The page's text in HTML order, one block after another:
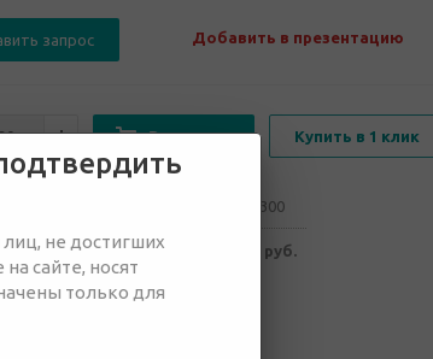
запрос Добавить в презентацию
В корзину Купить в 1 клик
от 300
3 851 руб. 3 749 руб. 3 647 руб.
не достигших
сайте, носят
только для